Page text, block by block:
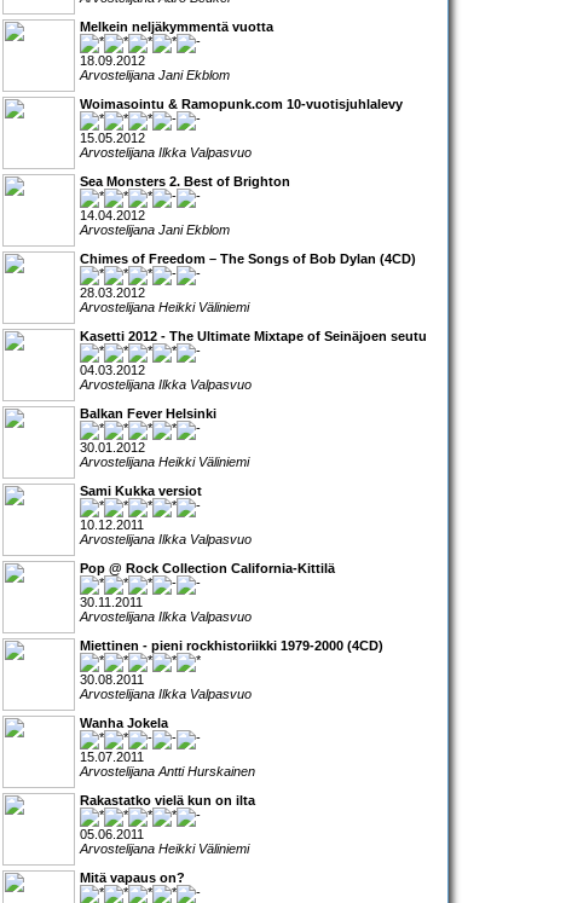
Melkein neljäkymmentä vuotta
18.09.2012
Arvostelijana Jani Ekblom
Woimasointu & Ramopunk.com 10-vuotisjuhlalevy
15.05.2012
Arvostelijana Ilkka Valpasvuo
Sea Monsters 2. Best of Brighton
14.04.2012
Arvostelijana Jani Ekblom
Chimes of Freedom – The Songs of Bob Dylan (4CD)
28.03.2012
Arvostelijana Heikki Väliniemi
Kasetti 2012 - The Ultimate Mixtape of Seinäjoen seutu
04.03.2012
Arvostelijana Ilkka Valpasvuo
Balkan Fever Helsinki
30.01.2012
Arvostelijana Heikki Väliniemi
Sami Kukka versiot
10.12.2011
Arvostelijana Ilkka Valpasvuo
Pop @ Rock Collection California-Kittilä
30.11.2011
Arvostelijana Ilkka Valpasvuo
Miettinen - pieni rockhistoriikki 1979-2000 (4CD)
30.08.2011
Arvostelijana Ilkka Valpasvuo
Wanha Jokela
15.07.2011
Arvostelijana Antti Hurskainen
Rakastatko vielä kun on ilta
05.06.2011
Arvostelijana Heikki Väliniemi
Mitä vapaus on?